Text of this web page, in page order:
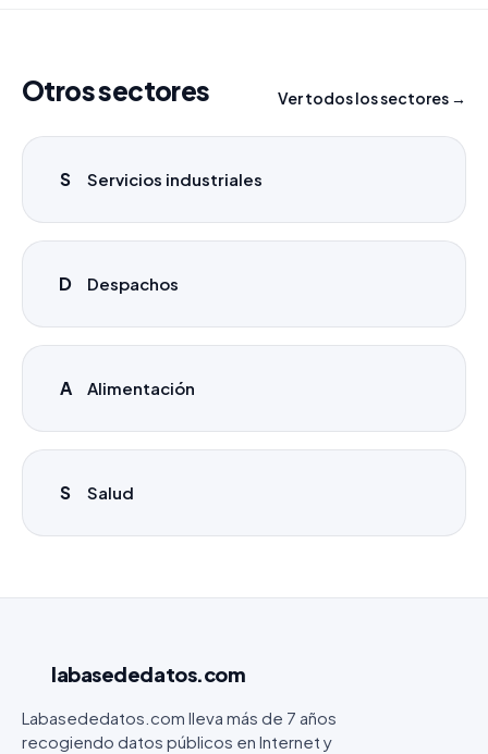
Otros sectores Ver todos los sectores →
S Servicios industriales
D Despachos
A Alimentación
S Salud
labasededatos.com
Labasededatos.com lleva más de 7 años
recogiendo datos públicos en Internet y